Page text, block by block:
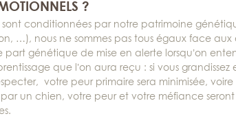
?
sont conditionnées par notre patrimoine
…), nous ne sommes pas tous égaux face aux
part génétique de mise en alerte lorsqu’on
que l’on aura reçu : si vous
votre peur primaire sera minimisée,
un chien, votre peur et votre méfiance seront